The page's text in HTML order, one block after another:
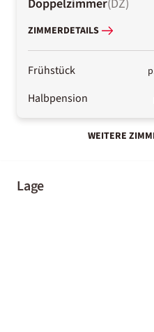
Doppelzimmer(DZ)
ZIMMERDETAILS
Frühstück
Halbpension
WEITERE
Lage